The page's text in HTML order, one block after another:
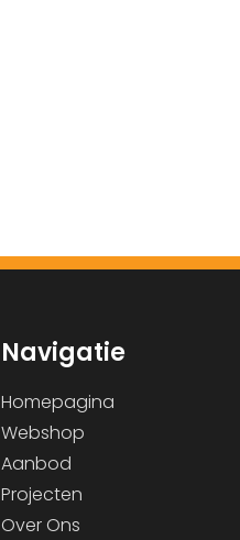
Navigatie
Homepagina
Webshop
Aanbod
Projecten
Over Ons